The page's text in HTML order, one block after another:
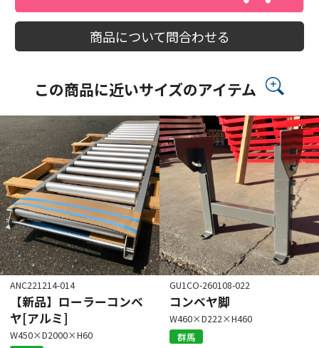
商品について問合わせる
この商品に近いサイズのアイテム
ANC221214-014
【新品】ローラーコンベ
ヤ[アルミ]
W450×D2000×H60
GU1CO-260108-022
コンベヤ脚
W460×D222×H460
群馬